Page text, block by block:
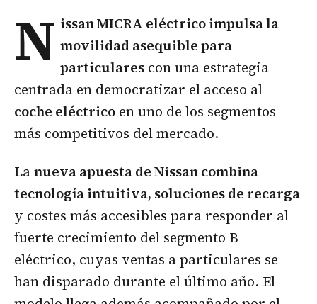
N issan MICRA eléctrico impulsa la
movilidad asequible para
particulares con una estrategia
centrada en democratizar el acceso al
coche eléctrico en uno de los segmentos
más competitivos del mercado.
Lanueva apuesta de Nissan combina
tecnología intuitiva, soluciones de recarga
y costes más accesibles para responder al
fuerte crecimiento del segmento B
eléctrico, cuyas ventas a particulares se
han disparado durante el último año. El